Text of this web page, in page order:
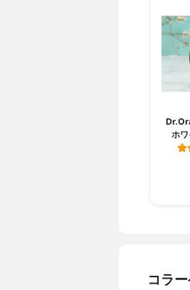
ホ
コラ